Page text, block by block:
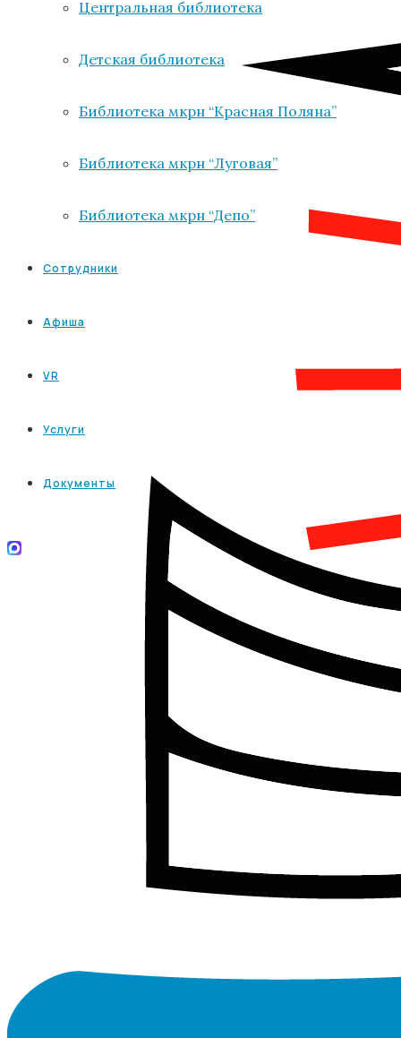
Центральная библиотека
Детская библиотека
Библиотека мкрн “Красная Поляна”
Библиотека мкрн “Луговая”
Библиотека мкрн “Депо”
Сотрудники
Афиша
VR
Услуги
Документы